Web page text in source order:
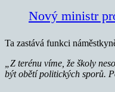
Nový ministr
Ta zastává funkci
„Z terénu víme, že školy
být obětí politických sporů.